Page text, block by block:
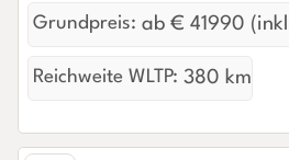
Grundpreis: ab € 41990
Reichweite WLTP: 380 km